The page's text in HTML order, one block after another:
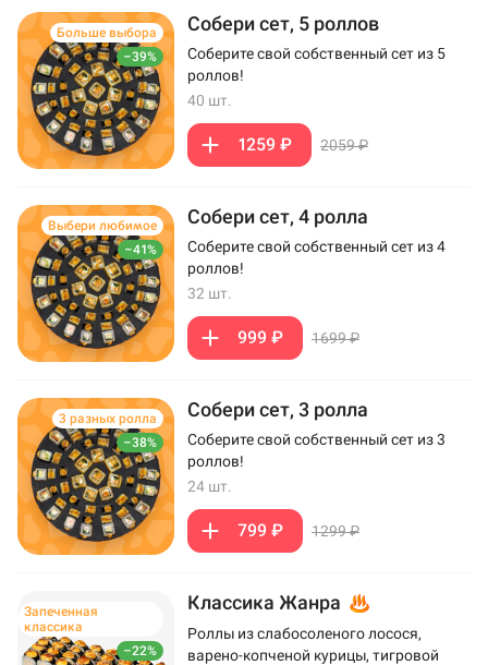
–39%
Больше выбора Собери сет, 5 роллов
Соберите свой собственный сет из 5
роллов!
40 шт.
1259 ₽ 2059 ₽
–41%
Выбери любимое Собери сет, 4 ролла
Соберите свой собственный сет из 4
роллов!
32 шт.
999 ₽ 1699 ₽
–38%
3 разных ролла Собери сет, 3 ролла
Соберите свой собственный сет из 3
роллов!
24 шт.
799 ₽ 1299 ₽
–22%
Запеченная
классика
Классика Жанра
Роллы из слабосоленого лосося,
варено-копченой курицы, тигровой